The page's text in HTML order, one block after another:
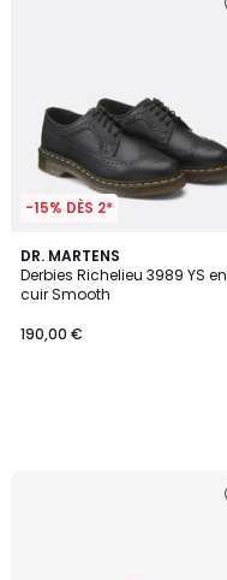
-15% DÈS 2*
DR. MARTENS
Derbies Richelieu 3989 YS en
cuir Smooth
190,00 €